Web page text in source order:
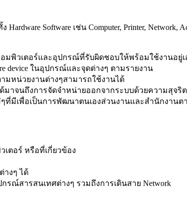
Software เช่น Computer, Printer, Network,
พิวเตอร์และอุปกรณ์ที่รับผิดชอบให้พร้อมใช้งานอยู่เ
device ในอุปกรณ์และจุดต่างๆ ตามรายงาน
มหน่วยงานต่างๆสามารถใช้งานได้
าจนถึงการจัดจำหน่ายออกจากระบบด้วยความสุจริต
ที่มีเพื่อเป็นการพัฒนาตนเองส่วนงานและสำนักงาน
ตอร์ หรือที่เกี่ยวข้อง
างๆ ได้
ณ์สารสนเทศต่างๆ รวมถึงการเดินสาย Network